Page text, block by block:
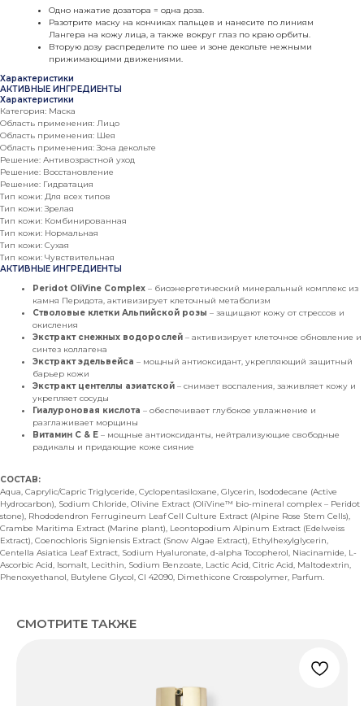
Одно нажатие дозатора = одна доза.
Разотрите маску на кончиках пальцев и нанесите по линиям
Лангера на кожу лица, а также вокруг глаз по краю орбиты.
Вторую дозу распределите по шее и зоне декольте нежными
прижимающими движениями.
Характеристики
АКТИВНЫЕ ИНГРЕДИЕНТЫ
Характеристики
Категория: Маска
Область применения: Лицо
Область применения: Шея
Область применения: Зона декольте
Решение: Антивозрастной уход
Решение: Восстановление
Решение: Гидратация
Тип кожи: Для всех типов
Тип кожи: Зрелая
Тип кожи: Комбинированная
Тип кожи: Нормальная
Тип кожи: Сухая
Тип кожи: Чувствительная
АКТИВНЫЕ ИНГРЕДИЕНТЫ
Peridot OliVine Complex – биоэнергетический минеральный комплекс из
камня Перидота, активизирует клеточный метаболизм
Стволовые клетки Альпийской розы – защищают кожу от стрессов и
окисления
Экстракт снежных водорослей – активизирует клеточное обновление и
синтез коллагена
Экстракт эдельвейса – мощный антиоксидант, укрепляющий защитный
барьер кожи
Экстракт центеллы азиатской – снимает воспаления, заживляет кожу и
укрепляет сосуды
Гиалуроновая кислота – обеспечивает глубокое увлажнение и
разглаживает морщины
Витамин C & E – мощные антиоксиданты, нейтрализующие свободные
радикалы и придающие коже сияние
СОСТАВ:
Aqua, Caprylic/Capric Triglyceride, Cyclopentasiloxane, Glycerin, Isododecane (Active
Hydrocarbon), Sodium Chloride, Olivine Extract (OliVine™ bio-mineral complex – Peridot
stone), Rhododendron Ferrugineum Leaf Cell Culture Extract (Alpine Rose Stem Cells),
Crambe Maritima Extract (Marine plant), Leontopodium Alpinum Extract (Edelweiss
Extract), Coenochloris Signiensis Extract (Snow Algae Extract), Ethylhexylglycerin,
Centella Asiatica Leaf Extract, Sodium Hyaluronate, d-alpha Tocopherol, Niacinamide, L-
Ascorbic Acid, Isomalt, Lecithin, Sodium Benzoate, Lactic Acid, Citric Acid, Maltodextrin,
Phenoxyethanol, Butylene Glycol, CI 42090, Dimethicone Crosspolymer, Parfum.
СМОТРИТЕ ТАКЖЕ